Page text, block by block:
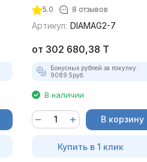
максимальный комплект)
5.0 8 отзывов
Артикул: DIAMAG2-7
от 302 680,38 T
Бонусных рублей за покупку:
9089.5руб.
В наличии
В корзину
Купить в 1 клик